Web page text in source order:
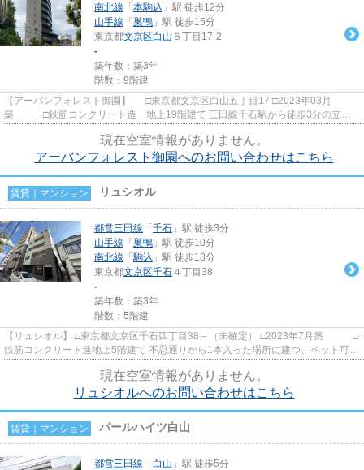
南北線 「 本駒込 」駅 徒歩12分
山手線 「 巣鴨 」駅 徒歩15分
東京都文京区白山 ５丁目17-2
-
築年数：築3年
階数：9階建
【アーバンフォレスト御園】 □東京都文京区白山五丁目17 □2023年03月
築 □鉄筋コンクリート造 地上19階建て 三田線千石駅から徒歩3分の立地
現在空室情報がありません。
アーバンフォレスト御園へのお問い合わせはこちら
賃貸｜マンション リュシオル
都営三田線 「 千石 」駅 徒歩3分
山手線 「 巣鴨 」駅 徒歩10分
南北線 「駒込 」駅 徒歩18分
東京都文京区千石 ４丁目38
-
築年数：築3年
階数：5階建
【リュシオル】 □東京都文京区千石四丁目38－（未確定） □2023年7月築 □
鉄筋コンクリート造地上5階建て 不忍通りから1本入った場所に建つ、ペット可賃
現在空室情報がありません。
リュシオルへのお問い合わせはこちら
賃貸｜マンション パールハイツ白山
都営三田線 「 白山 」駅 徒歩5分